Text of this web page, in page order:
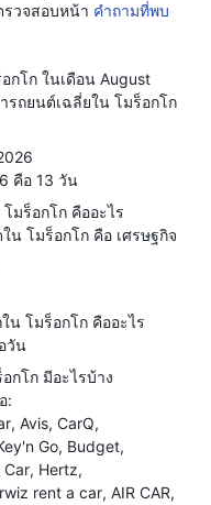
วจสอบหน้า คำถามที่พบ
กโก ในเดือน August
รถยนต์เฉลี่ยใน โมร็อกโก
คือ 13 วัน
มร็อกโก คืออะไร
น โมร็อกโก คือ เศรษฐกิจ
น โมร็อกโก คืออะไร
วัน
กโก มีอะไรบ้าง
:
Avis CarQ
Go Budget
Car Hertz
rent a car AIR CAR